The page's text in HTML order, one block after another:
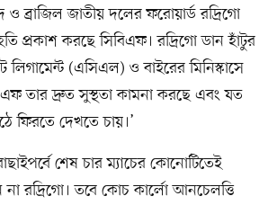
ও ব্রাজিল জাতীয় দলের ফরোয়ার্ড রদ্রিগো
প্রকাশ করছে সিবিএফ। রদ্রিগো ডান হাঁটুর
লিগামেন্ট (এসিএল) ও বাইরের মিনিস্কাসে
তার দ্রুত সুস্থতা কামনা করছে এবং যত
ফিরতে দেখতে চায়।’
শেষ চার ম্যাচের কোনোটিতেই
না রদ্রিগো। তবে কোচ কার্লো আনচেলত্তি